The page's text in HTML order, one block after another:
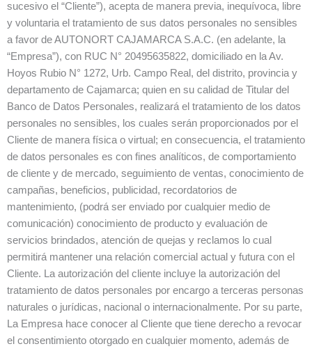
sucesivo el “Cliente”), acepta de manera previa, inequívoca, libre
y voluntaria el tratamiento de sus datos personales no sensibles
a favor de AUTONORT CAJAMARCA S.A.C. (en adelante, la
“Empresa”), con RUC N° 20495635822, domiciliado en la Av.
Hoyos Rubio N° 1272, Urb. Campo Real, del distrito, provincia y
departamento de Cajamarca; quien en su calidad de Titular del
Banco de Datos Personales, realizará el tratamiento de los datos
personales no sensibles, los cuales serán proporcionados por el
Cliente de manera física o virtual; en consecuencia, el tratamiento
de datos personales es con fines analíticos, de comportamiento
de cliente y de mercado, seguimiento de ventas, conocimiento de
campañas, beneficios, publicidad, recordatorios de
mantenimiento, (podrá ser enviado por cualquier medio de
comunicación) conocimiento de producto y evaluación de
servicios brindados, atención de quejas y reclamos lo cual
permitirá mantener una relación comercial actual y futura con el
Cliente. La autorización del cliente incluye la autorización del
tratamiento de datos personales por encargo a terceras personas
naturales o jurídicas, nacional o internacionalmente. Por su parte,
La Empresa hace conocer al Cliente que tiene derecho a revocar
el consentimiento otorgado en cualquier momento, además de